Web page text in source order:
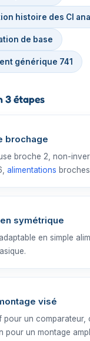
histoire des CI
de base
générique 741
3 étapes
brochage
broche 2, non-
alimentations
symétrique
en simple
visé
pour un comparateur,
pour un montage